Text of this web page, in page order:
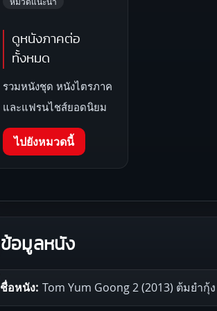
ดูหนังภาคต่อ
ทั้งหมด
รวมหนังชุด หนังไตรภาค
และแฟรนไชส์ยอดนิยม
ไปยังหมวดนี้
ข้อมูลหนัง
ชื่อหนัง: Tom Yum Goong 2 (2013) ต้มยำกุ้